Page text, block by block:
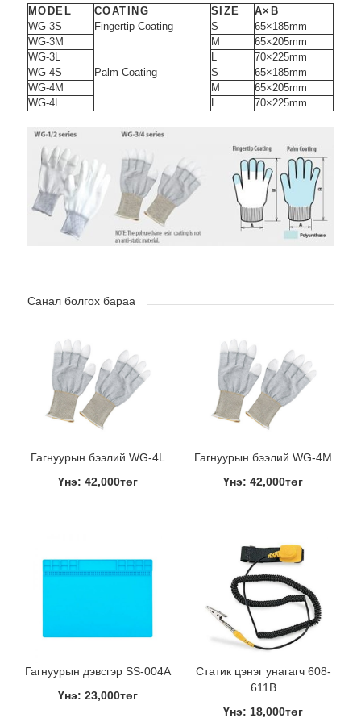
MODEL COATING SIZE
A×B
WG-3S
Fingertip Coating S
65×185mm
WG-3M
M
65×205mm
WG-3L
L
70×225mm
WG-4S
Palm Coating S
65×185mm
WG-4M
M
65×205mm
WG-4L
L 70×225mm
Санал болгох бараа
Гагнуурын бээлий WG-4L
Үнэ: 42,000төг
Гагнуурын бээлий WG-4M
Үнэ: 42,000төг
Гагнуурын дэвсгэр SS-004A
Үнэ: 23,000төг
Статик цэнэг унагагч 608-
611B
Үнэ: 18,000төг